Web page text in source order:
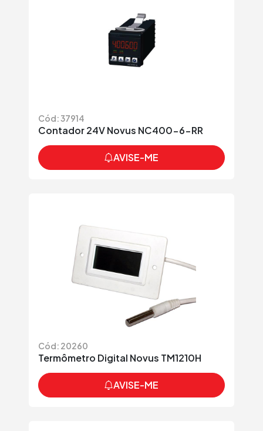
Cód: 37914
Contador 24V Novus NC400-6-RR
AVISE-ME
Cód: 20260
Termômetro Digital Novus TM1210H
AVISE-ME